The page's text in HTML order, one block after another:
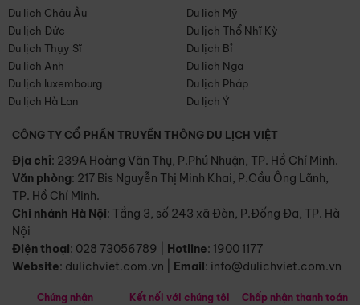
Du lịch Châu Âu
Du lịch Mỹ
Du lịch Đức
Du lịch Thổ Nhĩ Kỳ
Du lịch Thụy Sĩ
Du lịch Bỉ
Du lịch Anh
Du lịch Nga
Du lịch luxembourg
Du lịch Pháp
Du lịch Hà Lan
Du lịch Ý
CÔNG TY CỔ PHẦN TRUYỀN THÔNG DU LỊCH VIỆT
Địa chỉ: 239A Hoàng Văn Thụ, P.Phú Nhuận, TP. Hồ Chí Minh.
Văn phòng: 217 Bis Nguyễn Thị Minh Khai, P.Cầu Ông Lãnh,
TP. Hồ Chí Minh.
Chi nhánh Hà Nội: Tầng 3, số 243 xã Đàn, P.Đống Đa, TP. Hà
Nội
Điện thoại: 028 73056789 Hotline: 1900 1177
Website: dulichviet.com.vn Email: info@dulichviet.com.vn
Chứng nhận Kết nối với chúng tôi Chấp nhận thanh toán